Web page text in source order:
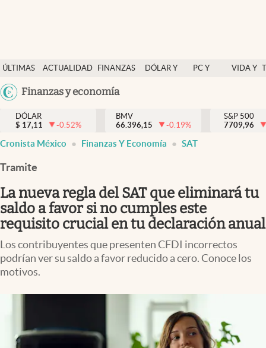
ÚLTIMAS
NOTICIAS
ACTUALIDAD
FINANZAS
DÓLAR Y
PC Y
VIDA Y
México
Finanzas y economía
Actualidad
Finanzas y economía
Dólar y mercados
Pc y celular
Vida y estilo
Tv
Clima
Espiritualidad
abre en nueva pestaña
DÓLAR
$ 17,11 -0.52%
BMV
66.396,15
-0.19%
S&P 500
7709,96
Cronista México Finanzas Y Economía SAT
Tramite
La nueva regla del SAT que eliminará tu
saldo a favor si no cumples este
requisito crucial en tu declaración anual
Los contribuyentes que presenten CFDI incorrectos
podrían ver su saldo a favor reducido a cero. Conoce los
motivos.